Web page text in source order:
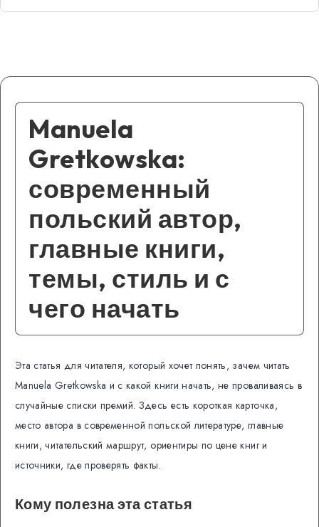
Manuela
Gretkowska:
современный
польский автор,
главные книги,
темы, стиль и с
чего начать
Эта статья для читателя, который хочет понять, зачем читать
Manuela Gretkowska и с какой книги начать, не проваливаясь в
случайные списки премий. Здесь есть короткая карточка,
место автора в современной польской литературе, главные
книги, читательский маршрут, ориентиры по цене книг и
источники, где проверять факты.
Кому полезна эта статья